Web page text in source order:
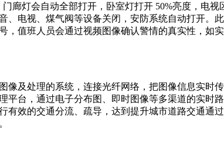
廊灯会自动全部打开，卧室灯打开 50%亮度，电
电视、煤气阀等设备关闭，安防系统自动打开。
值班人员会通过视频图像确认警情的真实性，如
及处理的系统，连接光纤网络，把图像信息实时
台，通过电子分布图、即时图像等多渠道的实时
效的交通分流、疏导，达到提升城市道路交通通